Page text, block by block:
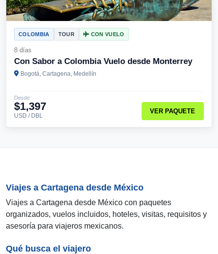
COLOMBIA TOUR CON VUELO
8 días
Con Sabor a Colombia Vuelo desde Monterrey
Bogotá, Cartagena, Medellín
Desde
$1,397
USD / DBL
VER PAQUETE
Viajes a Cartagena desde México
Viajes a Cartagena desde México con paquetes
organizados, vuelos incluidos, hoteles, visitas, requisitos y
asesoría para viajeros mexicanos.
Qué busca el viajero